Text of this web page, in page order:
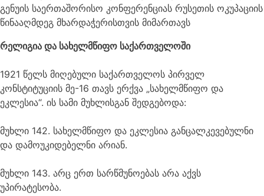
რელიგია და სახელმწიფო საქართველოში
1921 წელს მიღებული საქართველოს პირველ
კონსტიტუციის მე-16 თავს ერქვა „სახელმწიფო და
ეკლესია“. ის სამი მუხლისგან შედგებოდა:
მუხლი 142. სახელმწიფო და ეკლესია განცალკევებულნი
და დამოუკიდებელნი არიან.
მუხლი 143. არც ერთ სარწმუნოებას არა აქვს
უპირატესობა.